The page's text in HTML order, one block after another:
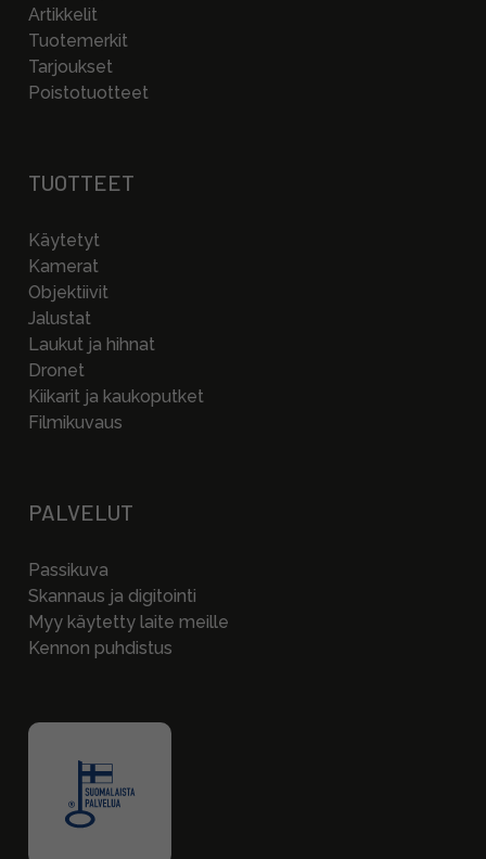
Artikkelit
Tuotemerkit
Tarjoukset
Poistotuotteet
TUOTTEET
Käytetyt
Kamerat
Objektiivit
Jalustat
Laukut ja hihnat
Dronet
Kiikarit ja kaukoputket
Filmikuvaus
PALVELUT
Passikuva
Skannaus ja digitointi
Myy käytetty laite meille
Kennon puhdistus